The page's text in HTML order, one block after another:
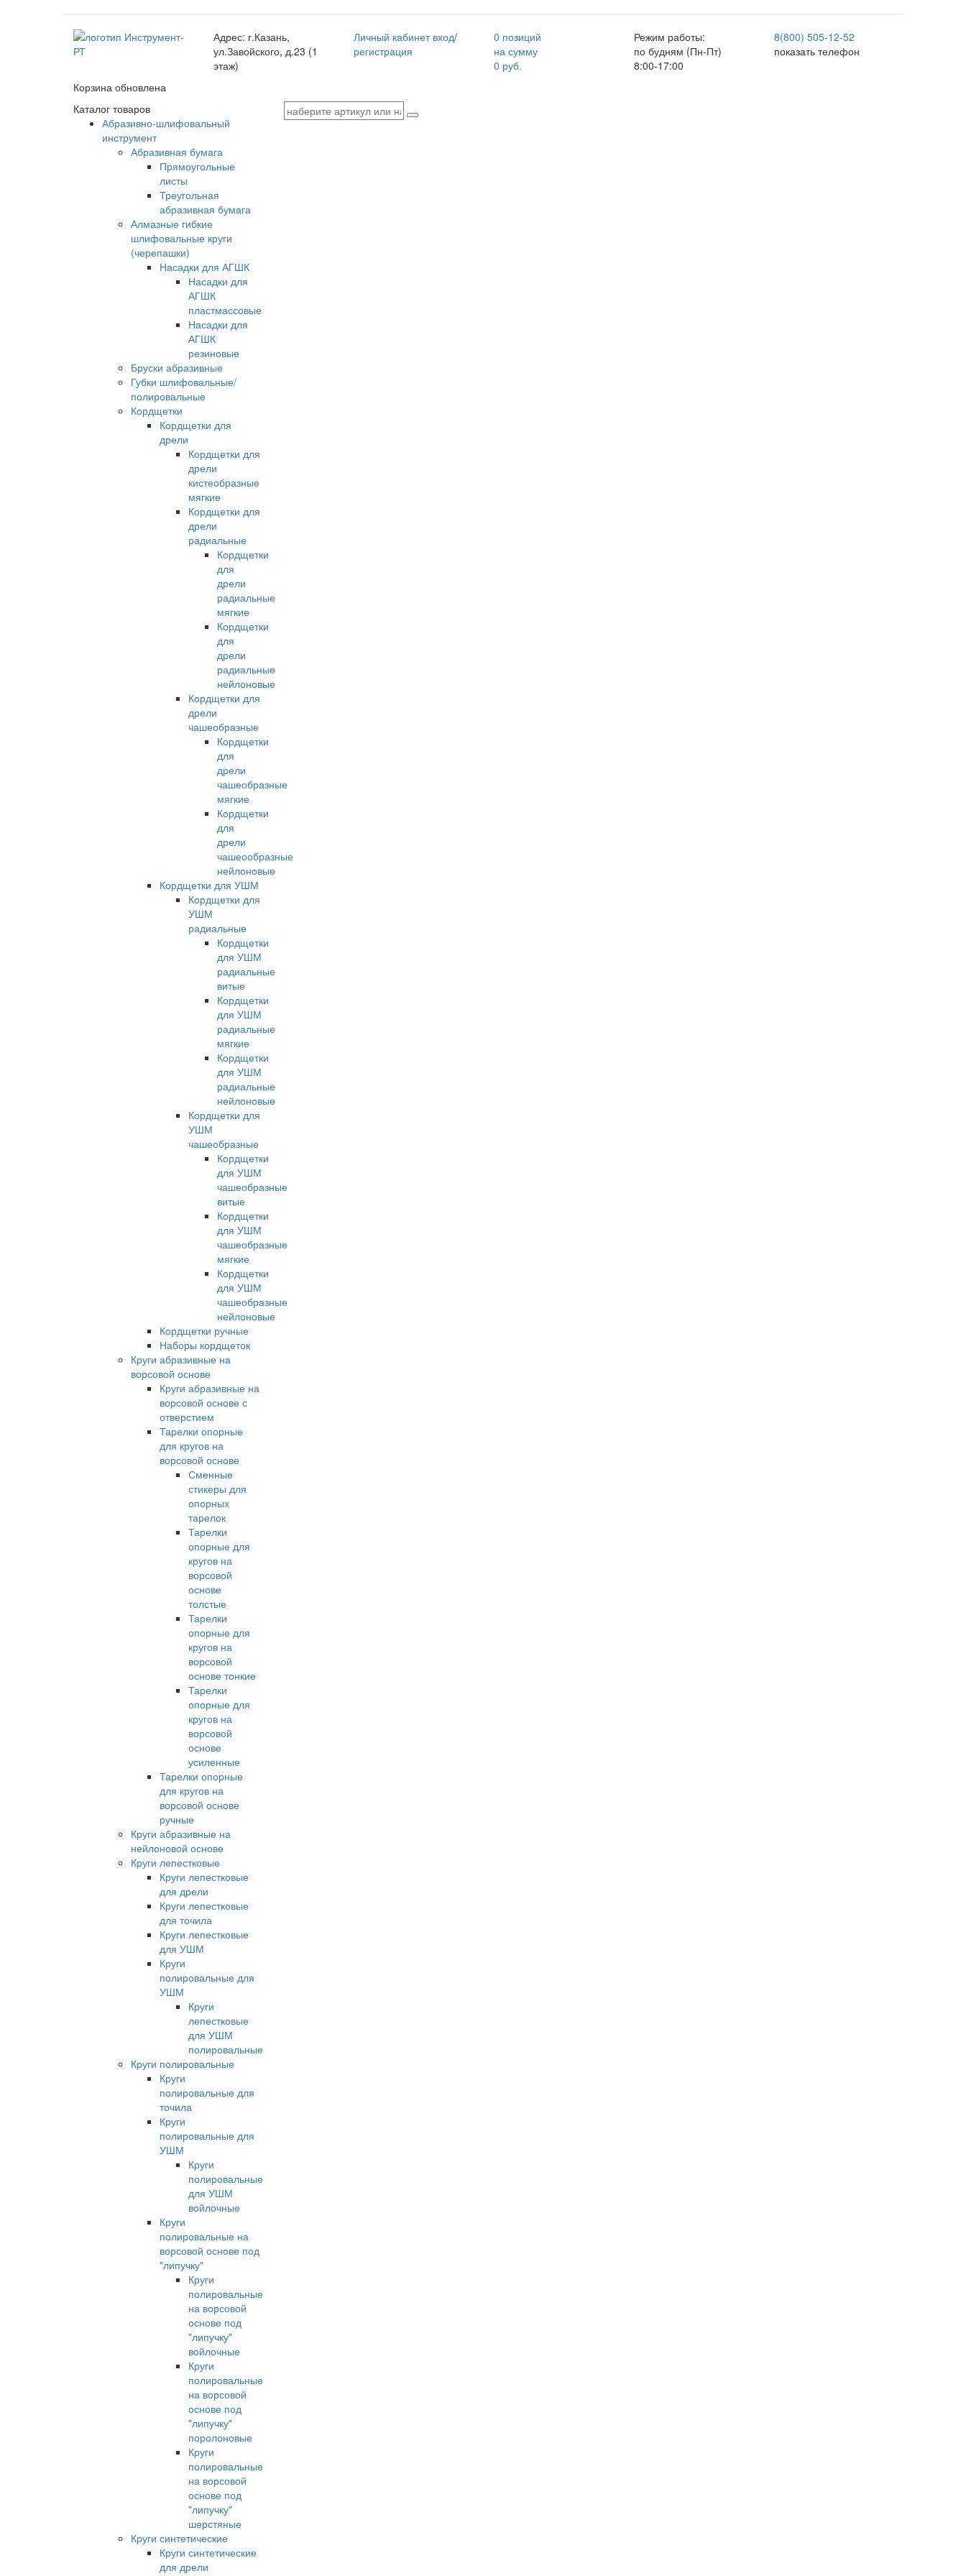
Адрес: г.Казань,
ул.Завойского, д.23 (1
этаж)
Личный кабинет вход/
регистрация
0 позиций
на сумму
0 руб.
Режим работы:
по будням (Пн-Пт)
8:00-17:00
8(800) 505-12-52
показать телефон
Корзина обновлена
Каталог товаров
Абразивно-шлифовальный
инструмент
Абразивная бумага
Прямоугольные
листы
Треугольная
абразивная бумага
Алмазные гибкие
шлифовальные круги
(черепашки)
Насадки для АГШК
Насадки для
АГШК
пластмассовые
Насадки для
АГШК
резиновые
Бруски абразивные
Губки шлифовальные/
полировальные
Кордщетки
Кордщетки для
дрели
Кордщетки для
дрели
кистеобразные
мягкие
Кордщетки для
дрели
радиальные
Кордщетки
для
дрели
радиальные
мягкие
Кордщетки
для
дрели
радиальные
нейлоновые
Кордщетки для
дрели
чашеобразные
Кордщетки
для
дрели
чашеобразные
мягкие
Кордщетки
для
дрели
чашеообразные
нейлоновые
Кордщетки для УШМ
Кордщетки для
УШМ
радиальные
Кордщетки
для УШМ
радиальные
витые
Кордщетки
для УШМ
радиальные
мягкие
Кордщетки
для УШМ
радиальные
нейлоновые
Кордщетки для
УШМ
чашеобразные
Кордщетки
для УШМ
чашеобразные
витые
Кордщетки
для УШМ
чашеобразные
мягкие
Кордщетки
для УШМ
чашеобразные
нейлоновые
Кордщетки ручные
Наборы кордщеток
Круги абразивные на
ворсовой основе
Круги абразивные на
ворсовой основе с
отверстием
Тарелки опорные
для кругов на
ворсовой основе
Сменные
стикеры для
опорных
тарелок
Тарелки
опорные для
кругов на
ворсовой
основе
толстые
Тарелки
опорные для
кругов на
ворсовой
основе тонкие
Тарелки
опорные для
кругов на
ворсовой
основе
усиленные
Тарелки опорные
для кругов на
ворсовой основе
ручные
Круги абразивные на
нейлоновой основе
Круги лепестковые
Круги лепестковые
для дрели
Круги лепестковые
для точила
Круги лепестковые
для УШМ
Круги
полировальные для
УШМ
Круги
лепестковые
для УШМ
полировальные
Круги полировальные
Круги
полировальные для
точила
Круги
полировальные для
УШМ
Круги
полировальные
для УШМ
войлочные
Круги
полировальные на
ворсовой основе под
"липучку"
Круги
полировальные
на ворсовой
основе под
"липучку"
войлочные
Круги
полировальные
на ворсовой
основе под
"липучку"
поролоновые
Круги
полировальные
на ворсовой
основе под
"липучку"
шерстяные
Круги синтетические
Круги синтетические
для дрели